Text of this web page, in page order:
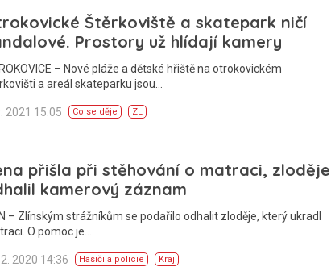
Štěrkoviště a skatepark ničí
Prostory už hlídají kamery
– Nové pláže a dětské hřiště na otrokovickém
a areál skateparku jsou…
2021 15:05 Co se děje ZL
přišla při stěhování o matraci, zloděje
kamerový záznam
– Zlínským strážníkům se podařilo odhalit zloděje, který ukradl
O pomoc je…
2020 14:36 Hasiči a policie Kraj